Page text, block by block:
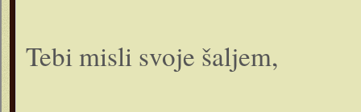
Tebi misli svoje šaljem,